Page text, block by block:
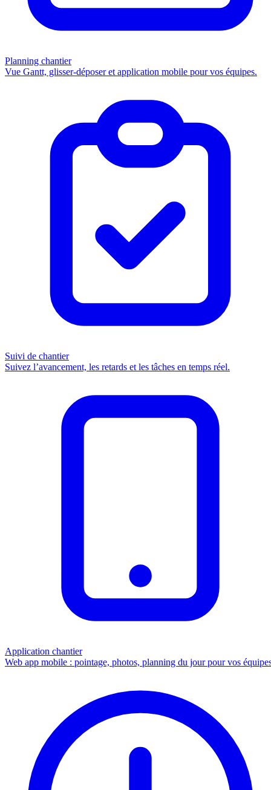
Planning chantier
Vue Gantt, glisser-déposer et application mobile pour vos équipes.
Suivi de chantier
Suivez l’avancement, les retards et les tâches en temps réel.
Application chantier
Web app mobile : pointage, photos, planning du jour pour vos